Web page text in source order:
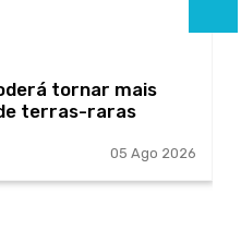
tornar mais
terras-raras
05 Ago 2026